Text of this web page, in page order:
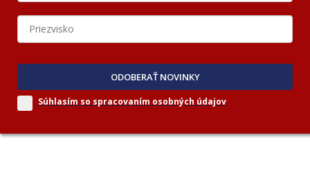
ODOBERAŤ NOVINKY
Súhlasím so spracovaním osobných údajov